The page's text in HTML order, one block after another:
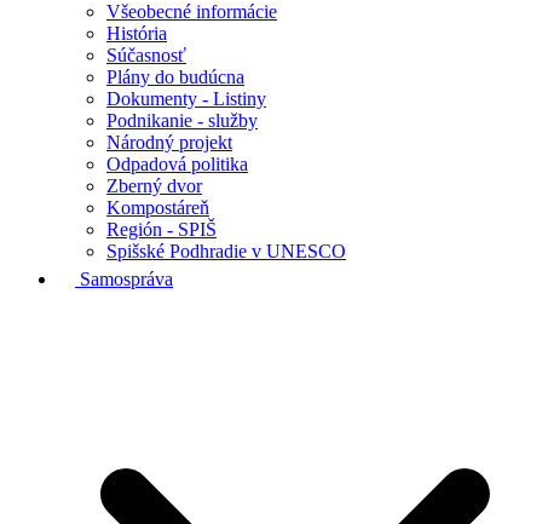
Všeobecné informácie
História
Súčasnosť
Plány do budúcna
Dokumenty - Listiny
Podnikanie - služby
Národný projekt
Odpadová politika
Zberný dvor
Kompostáreň
Región - SPIŠ
Spišské Podhradie v UNESCO
Samospráva